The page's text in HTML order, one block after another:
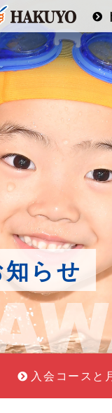
知らせ
入会コースと